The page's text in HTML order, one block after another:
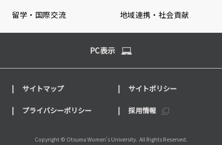
留学・国際交流 地域連携・社会貢献
PC表示
サイトマップ サイトポリシー
プライバシーポリシー 採用情報
Copyright © Otsuma Women's University. All Rights Reserved.